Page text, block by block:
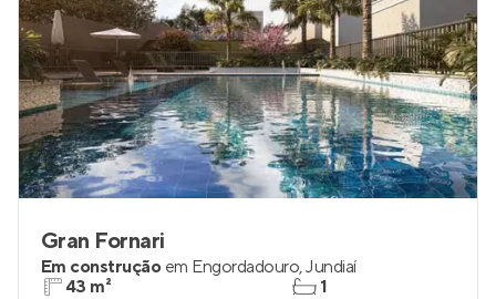
Gran Fornari
Em construção em Engordadouro,Jundiaí
43 m²
1